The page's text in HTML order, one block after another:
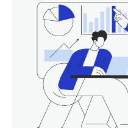
ニュース
ヘルプ